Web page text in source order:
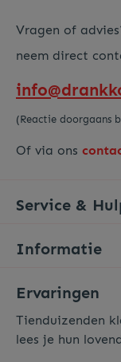
Ervaringen
Tienduizenden
lees je hun
Vragen of
neem direct
(Reactie doorgaans
Of via ons
Service &
Informatie